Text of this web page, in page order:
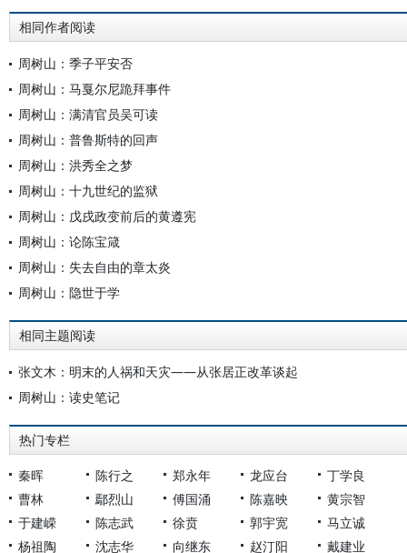
相同作者阅读
周树山：季子平安否
周树山：马戛尔尼跪拜事件
周树山：满清官员吴可读
周树山：普鲁斯特的回声
周树山：洪秀全之梦
周树山：十九世纪的监狱
周树山：戊戌政变前后的黄遵宪
周树山：论陈宝箴
周树山：失去自由的章太炎
周树山：隐世于学
相同主题阅读
张文木：明末的人祸和天灾——从张居正改革谈起
周树山：读史笔记
热门专栏
秦晖 陈行之 郑永年 龙应台
丁学良
曹林
鄢烈山 傅国涌 陈嘉映
黄宗智
于建嵘
陈志武 徐贲 郭宇宽
马立诚
杨祖陶
沈志华 向继东 赵汀阳 戴建业